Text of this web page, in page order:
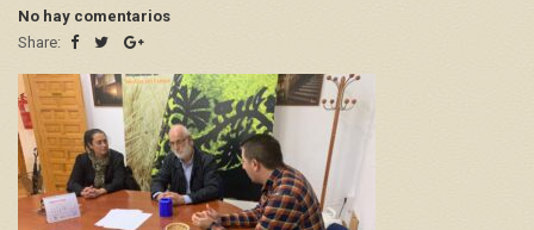
No hay comentarios
Share: